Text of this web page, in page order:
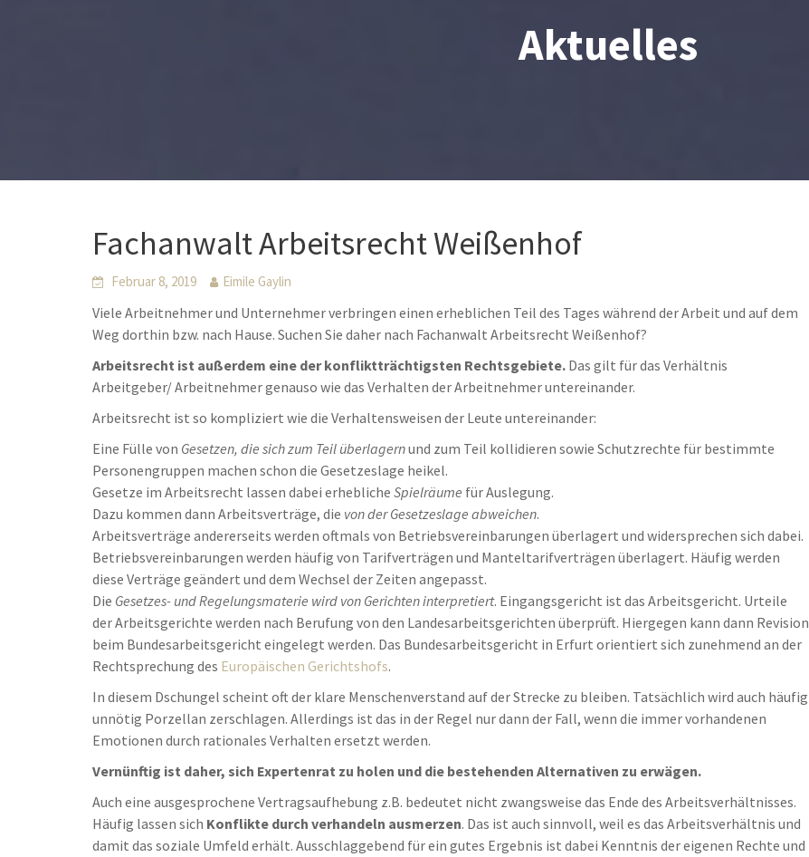
Aktuelles
Fachanwalt Arbeitsrecht Weißenhof
Februar 8, 2019 Eimile Gaylin
Viele Arbeitnehmer und Unternehmer verbringen einen erheblichen Teil des Tages während der Arbeit und auf dem
Weg dorthin bzw. nach Hause. Suchen Sie daher nach Fachanwalt Arbeitsrecht Weißenhof?
Arbeitsrecht ist außerdem eine der konfliktträchtigsten Rechtsgebiete. Das gilt für das Verhältnis
Arbeitgeber/ Arbeitnehmer genauso wie das Verhalten der Arbeitnehmer untereinander.
Arbeitsrecht ist so kompliziert wie die Verhaltensweisen der Leute untereinander:
Eine Fülle von Gesetzen, die sich zum Teil überlagernund zum Teil kollidieren sowie Schutzrechte für bestimmte
Personengruppen machen schon die Gesetzeslage heikel.
Gesetze im Arbeitsrecht lassen dabei erhebliche Spielräume für Auslegung.
Dazu kommen dann Arbeitsverträge, die von der Gesetzeslage abweichen.
Arbeitsverträge andererseits werden oftmals von Betriebsvereinbarungen überlagert und widersprechen sich dabei.
Betriebsvereinbarungen werden häufig von Tarifverträgen und Manteltarifverträgen überlagert. Häufig werden
diese Verträge geändert und dem Wechsel der Zeiten angepasst.
Die Gesetzes- und Regelungsmaterie wird von Gerichten interpretiert. Eingangsgericht ist das Arbeitsgericht. Urteile
der Arbeitsgerichte werden nach Berufung von den Landesarbeitsgerichten überprüft. Hiergegen kann dann Revision
beim Bundesarbeitsgericht eingelegt werden. Das Bundesarbeitsgericht in Erfurt orientiert sich zunehmend an der
Rechtsprechung des Europäischen Gerichtshofs.
In diesem Dschungel scheint oft der klare Menschenverstand auf der Strecke zu bleiben. Tatsächlich wird auch häufig
unnötig Porzellan zerschlagen. Allerdings ist das in der Regel nur dann der Fall, wenn die immer vorhandenen
Emotionen durch rationales Verhalten ersetzt werden.
Vernünftig ist daher, sich Expertenrat zu holen und die bestehenden Alternativen zu erwägen.
Auch eine ausgesprochene Vertragsaufhebung z.B. bedeutet nicht zwangsweise das Ende des Arbeitsverhältnisses.
Häufig lassen sich Konflikte durch verhandeln ausmerzen. Das ist auch sinnvoll, weil es das Arbeitsverhältnis und
damit das soziale Umfeld erhält. Ausschlaggebend für ein gutes Ergebnis ist dabei Kenntnis der eigenen Rechte und